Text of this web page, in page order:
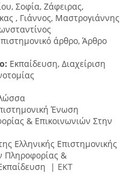
Σοφία, Ζάφειρας,
, Γιάννος, Μαστρογιάννης
άρθρο, Άρθρο
Εκπαίδευση, Διαχείριση
Ένωση
& Επικοινωνιών Στην
Ελληνικής Επιστημονικής
Πληροφορίας &
| ΕΚΤ